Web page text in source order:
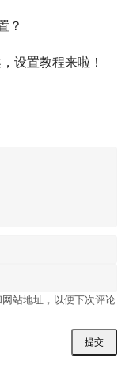
？
设置教程来啦！
站地址，以便下次评论
提交